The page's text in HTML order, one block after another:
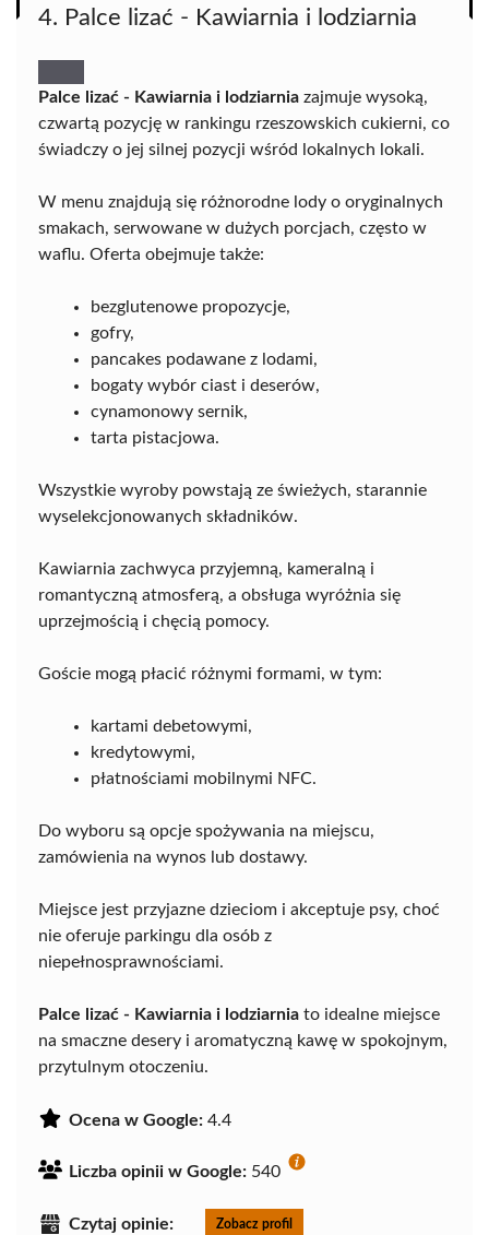
4. Palce lizać - Kawiarnia i lodziarnia
Palce lizać - Kawiarnia i lodziarnia zajmuje wysoką,
czwartą pozycję w rankingu rzeszowskich cukierni, co
świadczy o jej silnej pozycji wśród lokalnych lokali.
W menu znajdują się różnorodne lody o oryginalnych
smakach, serwowane w dużych porcjach, często w
waflu. Oferta obejmuje także:
bezglutenowe propozycje,
gofry,
pancakes podawane z lodami,
bogaty wybór ciast i deserów,
cynamonowy sernik,
tarta pistacjowa.
Wszystkie wyroby powstają ze świeżych, starannie
wyselekcjonowanych składników.
Kawiarnia zachwyca przyjemną, kameralną i
romantyczną atmosferą, a obsługa wyróżnia się
uprzejmością i chęcią pomocy.
Goście mogą płacić różnymi formami, w tym:
kartami debetowymi,
kredytowymi,
płatnościami mobilnymi NFC.
Do wyboru są opcje spożywania na miejscu,
zamówienia na wynos lub dostawy.
Miejsce jest przyjazne dzieciom i akceptuje psy, choć
nie oferuje parkingu dla osób z
niepełnosprawnościami.
Palce lizać - Kawiarnia i lodziarnia to idealne miejsce
na smaczne desery i aromatyczną kawę w spokojnym,
przytulnym otoczeniu.
Ocena w Google: 4.4
Liczba opinii w Google: 540
Czytaj opinie: Zobacz profil